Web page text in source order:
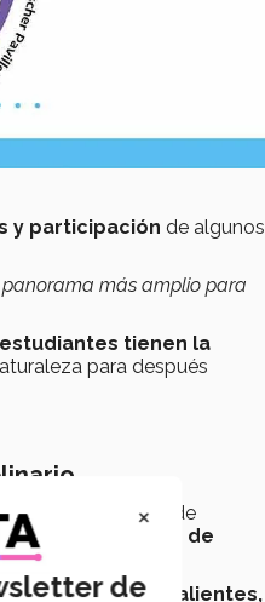
y participación de algunos
más amplio para
tienen la
para después
y embalaje de
los empaques de
campus Aguascalientes,
×
de